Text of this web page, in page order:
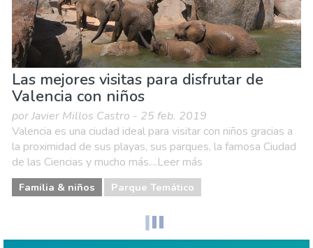
Las mejores visitas para disfrutar de
Valencia con niños
por Javier Millos Castro - 25 feb. 2019
Valencia es una ciudad ideal para visitar con niños gracias a
la proximidad de sus playas, sus parques, la famosa Ciudad
de las Ciencias y mucho más....Leer más
Familia & niños Parque Temático